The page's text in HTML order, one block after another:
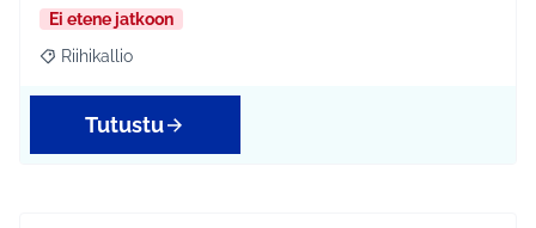
Ei etene jatkoon
Rajaa tulokset aihepiirin mukaan: Riihikallio
Riihikallio
Tutustu